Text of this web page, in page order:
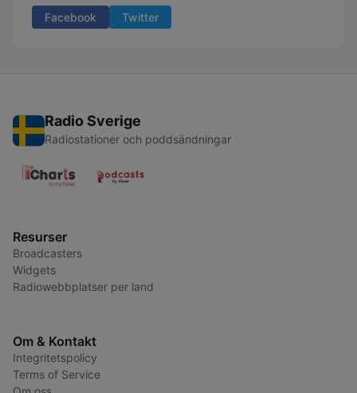
Facebook Twitter
Radio Sverige
Radiostationer och poddsändningar
Resurser
Broadcasters
Widgets
Radiowebbplatser per land
Om & Kontakt
Integritetspolicy
Terms of Service